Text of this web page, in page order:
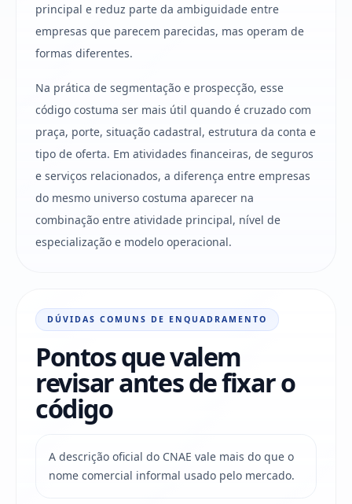
principal e reduz parte da ambiguidade entre
empresas que parecem parecidas, mas operam de
formas diferentes.
Na prática de segmentação e prospecção, esse
código costuma ser mais útil quando é cruzado com
praça, porte, situação cadastral, estrutura da conta e
tipo de oferta. Em atividades financeiras, de seguros
e serviços relacionados, a diferença entre empresas
do mesmo universo costuma aparecer na
combinação entre atividade principal, nível de
especialização e modelo operacional.
DÚVIDAS COMUNS DE ENQUADRAMENTO
Pontos que valem
revisar antes de fixar o
código
A descrição oficial do CNAE vale mais do que o
nome comercial informal usado pelo mercado.